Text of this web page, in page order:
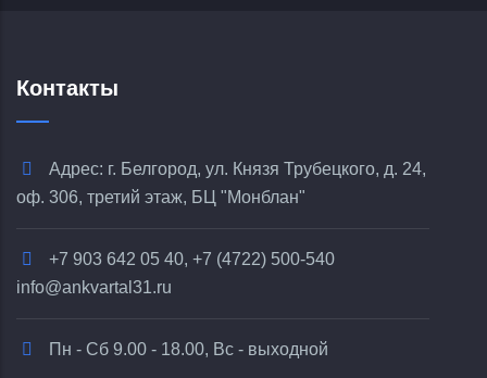
Контакты
Адрес: г. Белгород, ул. Князя Трубецкого, д. 24,
оф. 306, третий этаж, БЦ "Монблан"
+7 903 642 05 40, +7 (4722) 500-540
info@ankvartal31.ru
Пн - Сб 9.00 - 18.00, Вс - выходной